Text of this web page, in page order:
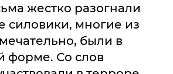
жестко разогнали
силовики, многие из
были в
форме. Со слов